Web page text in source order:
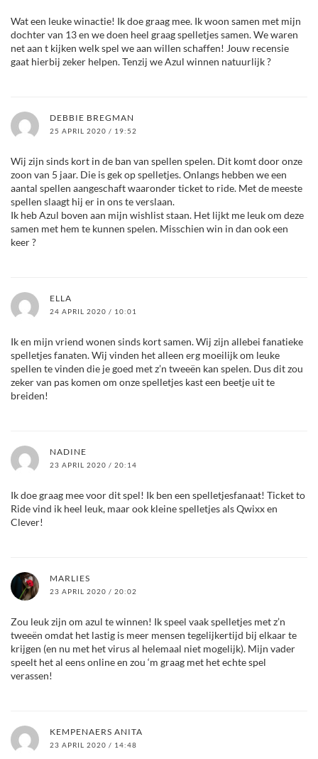
Wat een leuke winactie! Ik doe graag mee. Ik woon samen met mijn
dochter van 13 en we doen heel graag spelletjes samen. We waren
net aan t kijken welk spel we aan willen schaffen! Jouw recensie
gaat hierbij zeker helpen. Tenzij we Azul winnen natuurlijk ?
DEBBIE BREGMAN
25 APRIL 2020 / 19:52
Wij zijn sinds kort in de ban van spellen spelen. Dit komt door onze
zoon van 5 jaar. Die is gek op spelletjes. Onlangs hebben we een
aantal spellen aangeschaft waaronder ticket to ride. Met de meeste
spellen slaagt hij er in ons te verslaan.
Ik heb Azul boven aan mijn wishlist staan. Het lijkt me leuk om deze
samen met hem te kunnen spelen. Misschien win in dan ook een
keer ?
ELLA
24 APRIL 2020 / 10:01
Ik en mijn vriend wonen sinds kort samen. Wij zijn allebei fanatieke
spelletjes fanaten. Wij vinden het alleen erg moeilijk om leuke
spellen te vinden die je goed met z’n tweeën kan spelen. Dus dit zou
zeker van pas komen om onze spelletjes kast een beetje uit te
breiden!
NADINE
23 APRIL 2020 / 20:14
Ik doe graag mee voor dit spel! Ik ben een spelletjesfanaat! Ticket to
Ride vind ik heel leuk, maar ook kleine spelletjes als Qwixx en
Clever!
MARLIES
23 APRIL 2020 / 20:02
Zou leuk zijn om azul te winnen! Ik speel vaak spelletjes met z’n
tweeën omdat het lastig is meer mensen tegelijkertijd bij elkaar te
krijgen (en nu met het virus al helemaal niet mogelijk). Mijn vader
speelt het al eens online en zou ‘m graag met het echte spel
verassen!
KEMPENAERS ANITA
23 APRIL 2020 / 14:48